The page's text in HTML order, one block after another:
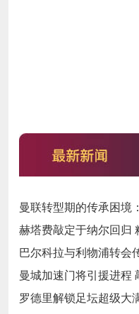
赫塔费敲定于纳尔回归
曼城加速门将引援进程
罗德里解锁足坛超级大